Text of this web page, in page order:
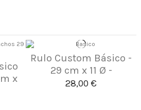
x
Rulo Custom Básico -
29 cm x 11 Ø -
28,00 €